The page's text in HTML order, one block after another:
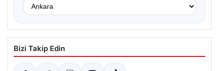
Bizi Takip Edin